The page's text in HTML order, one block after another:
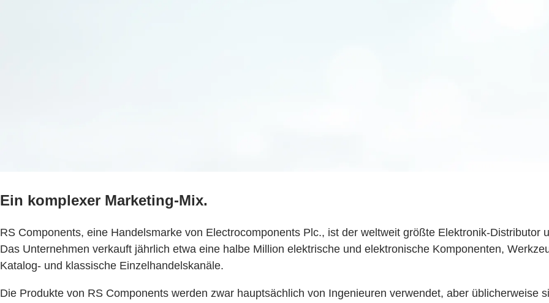
Ein komplexer Marketing-Mix.
RS Components, eine Handelsmarke von Electrocomponents Plc., ist der weltweit größte Elektronik-Distributor
Das Unternehmen verkauft jährlich etwa eine halbe Million elektrische und elektronische Komponenten,
Katalog- und klassische Einzelhandelskanäle.
Die Produkte von RS Components werden zwar hauptsächlich von Ingenieuren verwendet, aber üblicherweise